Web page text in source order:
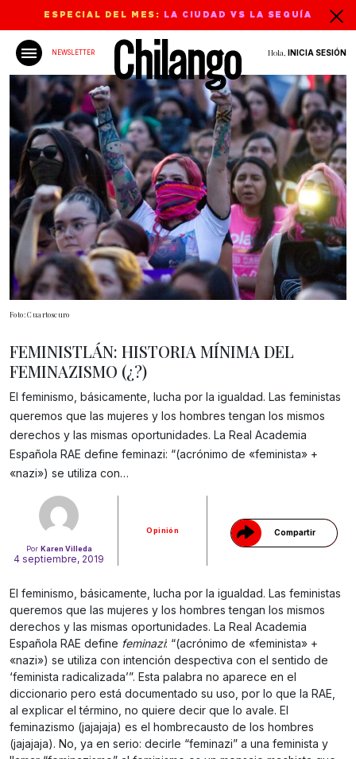
ESPECIAL DEL MES: LA CIUDAD VS LA SEQUÍA
NEWSLETTER Hola, INICIA SESIÓN
Foto: Cuartoscuro
Por Karen Villeda
4 septiembre, 2019
Opinión Compartir
Gracias!
FEMINISTLÁN: HISTORIA MÍNIMA DEL
FEMINAZISMO (¿?)
El feminismo, básicamente, lucha por la igualdad. Las feministas
queremos que las mujeres y los hombres tengan los mismos
derechos y las mismas oportunidades. La Real Academia
Española RAE define feminazi: “(acrónimo de «feminista» +
«nazi») se utiliza con…
El feminismo, básicamente, lucha por la igualdad. Las feministas
queremos que las mujeres y los hombres tengan los mismos
derechos y las mismas oportunidades. La Real Academia
Española RAE define feminazi: “(acrónimo de «feminista» +
«nazi») se utiliza con intención despectiva con el sentido de
‘feminista radicalizada’”. Esta palabra no aparece en el
diccionario pero está documentado su uso, por lo que la RAE,
al explicar el término, no quiere decir que lo avale. El
feminazismo (jajajaja) es el hombrecausto de los hombres
(jajajaja). No, ya en serio: decirle “feminazi” a una feminista y